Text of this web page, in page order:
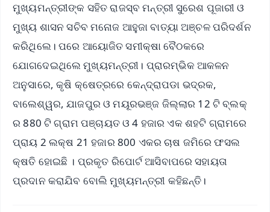
ମୁଖ୍ୟମନ୍ତ୍ରୀଙ୍କ ସହିତ ରାଜସ୍ବ ମନ୍ତ୍ରୀ ସୁରେଶ ପୂଜାରୀ ଓ
ମୁଖ୍ୟ ଶାସନ ସଚିବ ମନୋଜ ଆହୁଜା ବାତ୍ୟା ଅଞ୍ଚଳ ପରିଦର୍ଶନ
କରିଥିଲେ। ପରେ ଆୟୋଜିତ ସମୀକ୍ଷା ବୈଠକରେ
ଯୋଗଦେଇଥିଲେ ମୁଖ୍ୟମନ୍ତ୍ରୀ। ପ୍ରାରମ୍ଭିକ ଆକଳନ
ଅନୁସାରେ, କୃଷି କ୍ଷେତ୍ରରେ କେନ୍ଦ୍ରାପଡା ଭଦ୍ରକ,
ବାଲେଶ୍ୱର, ଯାଜପୁର ଓ ମୟୂରଭଞ୍ଜ ଜିଲ୍ଲାର 12 ଟି ବ୍ଲକ୍
ର 880 ଟି ଗ୍ରାମ ପଞ୍ଚାୟତ ଓ 4 ହଜାର ଏକ ଶହଟି ଗ୍ରାମରେ
ପ୍ରାୟ 2 ଲକ୍ଷ 21 ହଜାର 800 ଏକର ଚାଷ ଜମିରେ ଫସଲ
କ୍ଷତି ହୋଇଛି । ପ୍ରକୃତ ରିପୋର୍ଟ ଆସିବାପରେ ସହାୟତା
ପ୍ରଦାନ କରାଯିବ ବୋଲି ମୁଖ୍ୟମନ୍ତ୍ରୀ କହିଛନ୍ତି।